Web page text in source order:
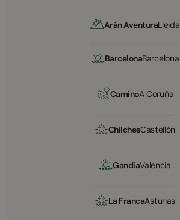
Arán AventuraLleida
BarcelonaBarcelona
CaminoA Coruña
ChilchesCastellón
GandíaValencia
La FrancaAsturias